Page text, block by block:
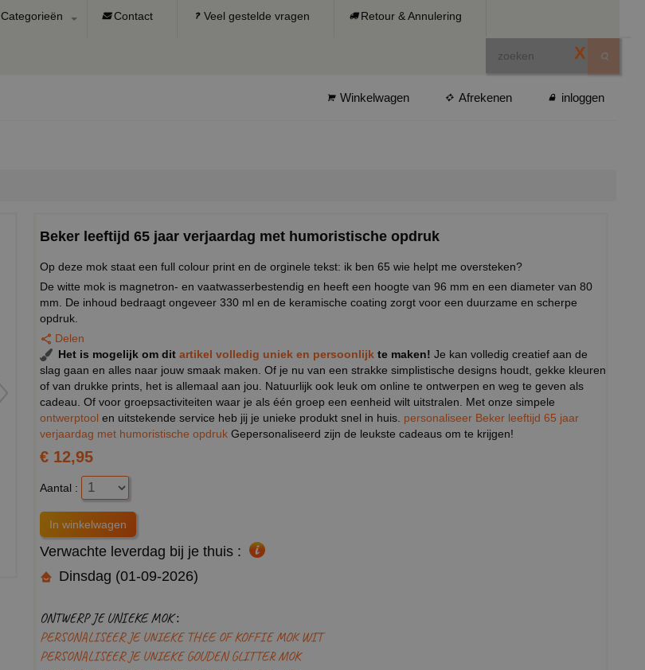
Categorieën Contact Veel gestelde vragen Retour & Annulering
X
Winkelwagen Afrekenen inloggen
Beker leeftijd 65 jaar verjaardag met humoristische opdruk
Op deze mok staat een full colour print en de orginele tekst: ik ben 65 wie helpt me oversteken?
De witte mok is magnetron- en vaatwasserbestendig en heeft een hoogte van 96 mm en een diameter van 80
mm. De inhoud bedraagt ongeveer 330 ml en de keramische coating zorgt voor een duurzame en scherpe
opdruk.
Delen
Het is mogelijk om dit artikel volledig uniek en persoonlijk te maken! Je kan volledig creatief aan de
slag gaan en alles naar jouw smaak maken. Of je nu van een strakke simplistische designs houdt, gekke kleuren
of van drukke prints, het is allemaal aan jou. Natuurlijk ook leuk om online te ontwerpen en weg te geven als
cadeau. Of voor groepsactiviteiten waar je als één groep een eenheid wilt uitstralen. Met onze simpele
ontwerptool en uitstekende service heb jij je unieke produkt snel in huis. personaliseer Beker leeftijd 65 jaar
verjaardag met humoristische opdruk Gepersonaliseerd zijn de leukste cadeaus om te krijgen!
€ 12,95
Aantal :
Verwachte leverdag bij je thuis :
Dinsdag (01-09-2026)
ONTWERP JE UNIEKE MOK :
PERSONALISEER JE UNIEKE THEE OF KOFFIE MOK WIT
PERSONALISEER JE UNIEKE GOUDEN GLITTER MOK